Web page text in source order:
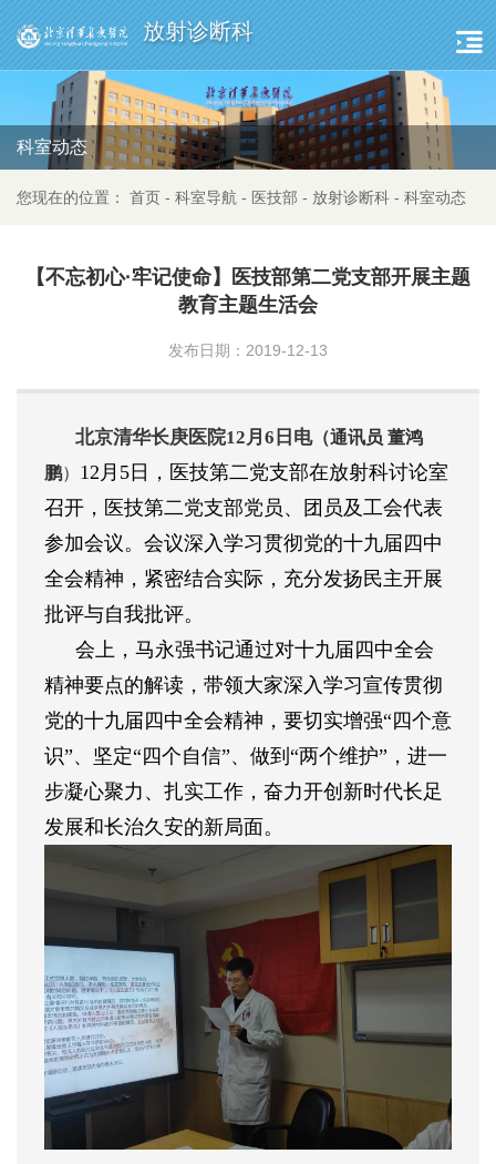
放射诊断科
科室动态
您现在的位置： 首页 - 科室导航 - 医技部 - 放射诊断科 - 科室动态
【不忘初心·牢记使命】医技部第二党支部开展主题
教育主题生活会
发布日期：2019-12-13
北京清华长庚医院12月6日电（通讯员 董鸿
鹏） 12月5日，医技第二党支部在放射科讨论室
召开，医技第二党支部党员、团员及工会代表
参加会议。会议深入学习贯彻党的十九届四中
全会精神，紧密结合实际，充分发扬民主开展
批评与自我批评。
会上，马永强书记通过对十九届四中全会
精神要点的解读，带领大家深入学习宣传贯彻
党的十九届四中全会精神，要切实增强“四个意
识”、坚定“四个自信”、做到“两个维护”，进一
步凝心聚力、扎实工作，奋力开创新时代长足
发展和长治久安的新局面。